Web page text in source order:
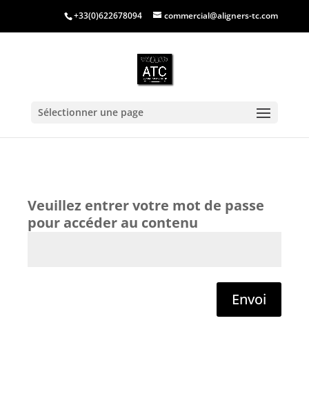
+33(0)622678094 commercial@aligners-tc.com
Sélectionner une page
Envoi